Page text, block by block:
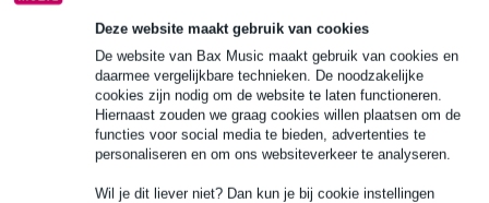
Deze website maakt gebruik van cookies
De website van Bax Music maakt gebruik van cookies en
daarmee vergelijkbare technieken. De noodzakelijke
cookies zijn nodig om de website te laten functioneren.
Hiernaast zouden we graag cookies willen plaatsen om de
functies voor social media te bieden, advertenties te
personaliseren en om ons websiteverkeer te analyseren.
Wil je dit liever niet? Dan kun je bij cookie instellingen
Zildjian Drum Stick Pack 2
Bekijk alle productspecificaties
Bekijk ook eens (3)